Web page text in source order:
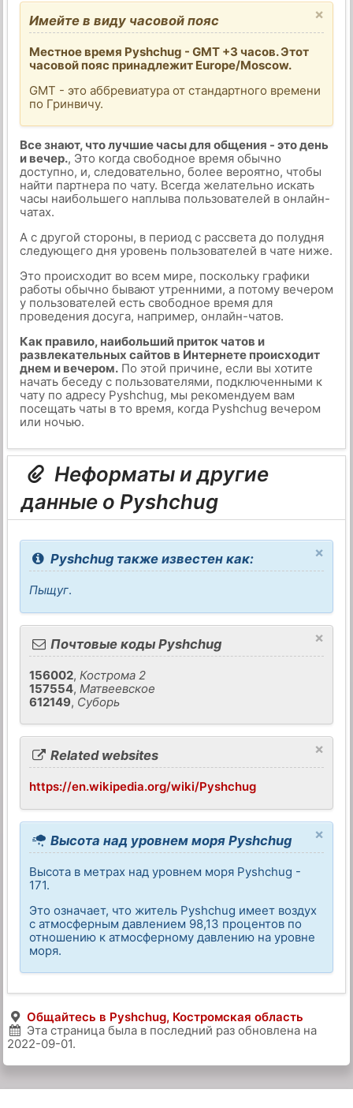
×
Имейте в виду часовой пояс
Местное время Pyshchug - GMT +3 часов. Этот
часовой пояс принадлежит Europe/Moscow.
GMT - это аббревиатура от стандартного времени
по Гринвичу.
Все знают, что лучшие часы для общения - это день
и вечер., Это когда свободное время обычно
доступно, и, следовательно, более вероятно, чтобы
найти партнера по чату. Всегда желательно искать
часы наибольшего наплыва пользователей в онлайн-
чатах.
А с другой стороны, в период с рассвета до полудня
следующего дня уровень пользователей в чате ниже.
Это происходит во всем мире, поскольку графики
работы обычно бывают утренними, а потому вечером
у пользователей есть свободное время для
проведения досуга, например, онлайн-чатов.
Как правило, наибольший приток чатов и
развлекательных сайтов в Интернете происходит
днем и вечером.По этой причине, если вы хотите
начать беседу с пользователями, подключенными к
чату по адресу Pyshchug, мы рекомендуем вам
посещать чаты в то время, когда Pyshchug вечером
или ночью.
Неформаты и другие
данные о Pyshchug
×
Pyshchug также известен как:
Пыщуг.
×
Почтовые коды Pyshchug
156002, Кострома 2
157554, Матвеевское
612149, Суборь
×
Related websites
https://en.wikipedia.org/wiki/Pyshchug
×
Высота над уровнем моря Pyshchug
Высота в метрах над уровнем моря Pyshchug -
171.
Это означает, что житель Pyshchug имеет воздух
с атмосферным давлением 98,13 процентов по
отношению к атмосферному давлению на уровне
моря.
Общайтесь в Pyshchug, Костромская область
Эта страница была в последний раз обновлена на
2022-09-01.